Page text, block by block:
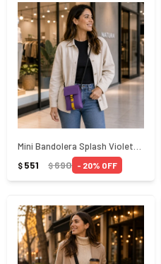
$ 551 $690 20